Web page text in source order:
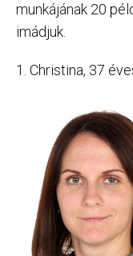
munkájának 20
imádjuk.
1. Christina, 37